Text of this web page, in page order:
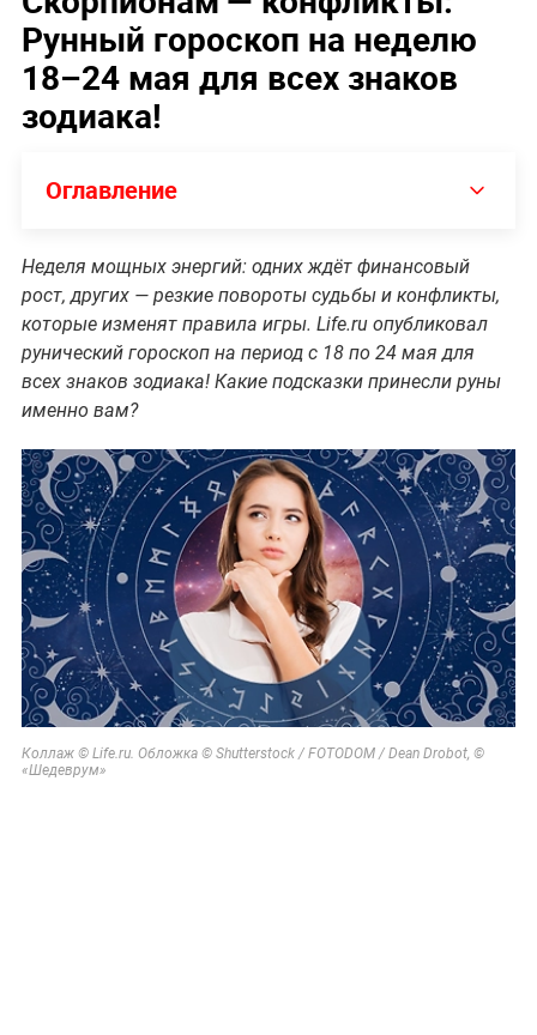
Рунный гороскоп на неделю
18–24 мая для всех знаков
зодиака!
Оглавление
Неделя мощных энергий: одних ждёт финансовый
рост, других — резкие повороты судьбы и конфликты,
которые изменят правила игры. Life.ru опубликовал
рунический гороскоп на период с 18 по 24 мая для
всех знаков зодиака! Какие подсказки принесли руны
именно вам?
Коллаж © Life.ru. Обложка © Shutterstock / FOTODOM / Dean Drobot, ©
«Шедеврум»